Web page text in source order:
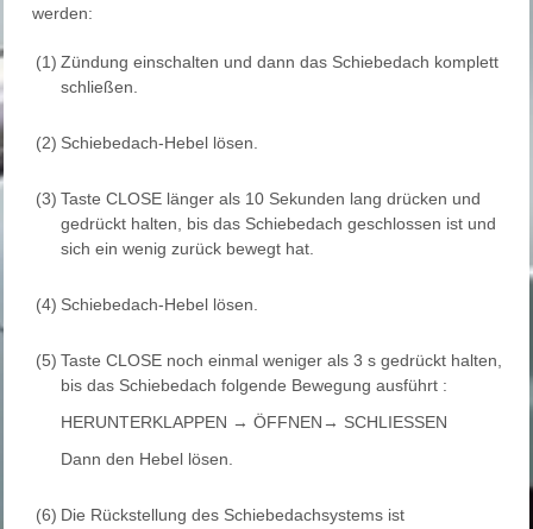
werden:
(1) Zündung einschalten und dann das Schiebedach komplett
schließen.
(2) Schiebedach-Hebel lösen.
(3) Taste CLOSE länger als 10 Sekunden lang drücken und
gedrückt halten, bis das Schiebedach geschlossen ist und
sich ein wenig zurück bewegt hat.
(4) Schiebedach-Hebel lösen.
(5) Taste CLOSE noch einmal weniger als 3 s gedrückt halten,
bis das Schiebedach folgende Bewegung ausführt :
HERUNTERKLAPPEN → ÖFFNEN→ SCHLIESSEN
Dann den Hebel lösen.
(6) Die Rückstellung des Schiebedachsystems ist